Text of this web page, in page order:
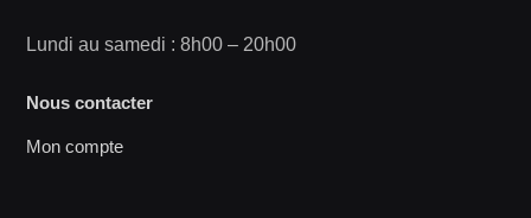
Lundi au samedi : 8h00 – 20h00
Nous contacter
Mon compte